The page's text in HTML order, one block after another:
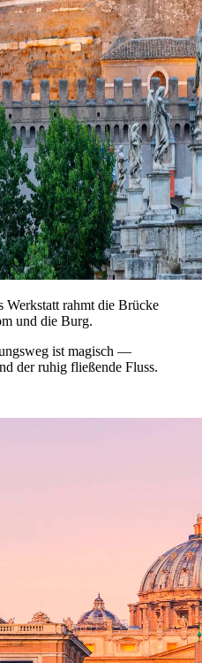
Werkstatt rahmt die Brücke
und die Burg.
ist magisch —
der ruhig fließende Fluss.